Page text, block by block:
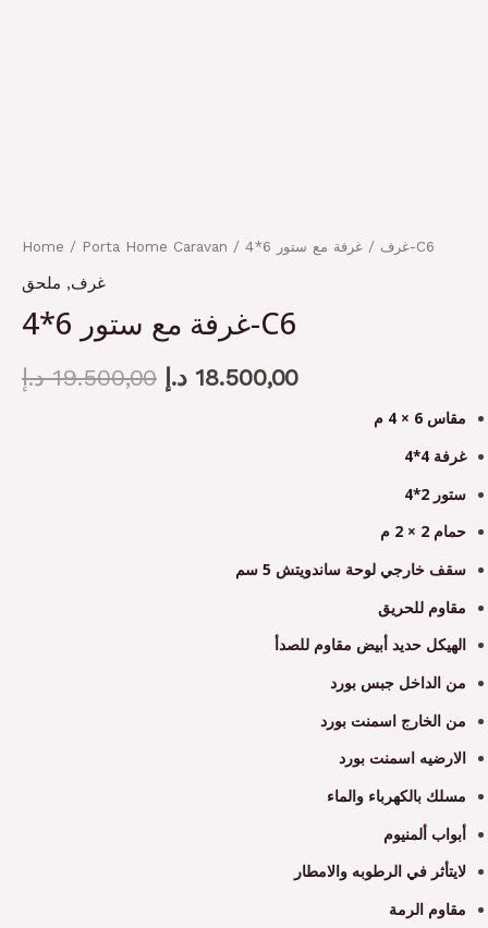
Home / Porta Home Caravan / غرف/ غرفة مع ستور 6*4-C6
غرف, ملحق
غرفة مع ستور 6*4-C6
19.500,00 د.إ 18.500,00 د.إ
مقاس 6 × 4 م
غرفة 4*4
ستور 2*4
حمام 2 × 2 م
سقف خارجي لوحة ساندويتش 5 سم
مقاوم للحريق
الهيكل حديد أبيض مقاوم للصدأ
من الداخل جبس بورد
من الخارج اسمنت بورد
الارضيه اسمنت بورد
مسلك بالكهرباء والماء
أبواب ألمنيوم
لايتأثر في الرطوبه والامطار
مقاوم الرمة